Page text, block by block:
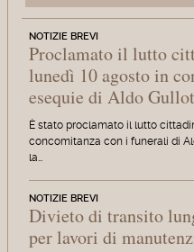
NOTIZIE BREVI
Proclamato il lutto
lunedì 10 agosto in
esequie di Aldo
È stato proclamato il lutto
concomitanza con i funerali di
la…
NOTIZIE BREVI
Divieto di transito
per lavori di